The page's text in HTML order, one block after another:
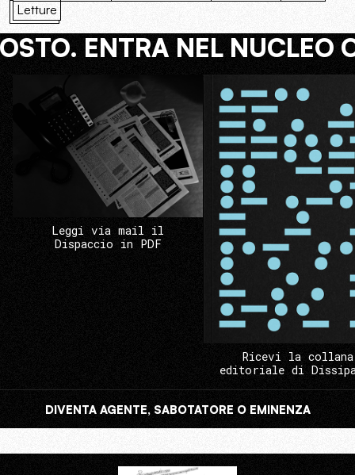
Letture
ENTRA NEL NUCLEO
Leggi via mail il
Dispaccio in PDF
Ricevi la collana
editoriale di
DIVENTA AGENTE, SABOTATORE O EMINENZA